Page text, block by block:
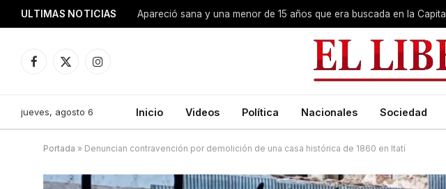
ULTIMAS NOTICIAS Apareció sana y una menor de 15 años que era buscada en la Capital
Facebook
X
Instagram
jueves, agosto 6 Inicio Videos Política Nacionales Sociedad
Portada » Denuncian contravención por demolición de una casa histórica de 1860 en Itatí